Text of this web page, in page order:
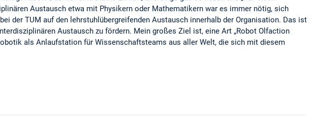
Austausch etwa mit Physikern oder Mathematikern war es immer nötig, sich
der TUM auf den lehrstuhlübergreifenden Austausch innerhalb der Organisation. Das ist
Austausch zu fördern. Mein großes Ziel ist, eine Art „Robot Olfaction
als Anlaufstation für Wissenschaftsteams aus aller Welt, die sich mit diesem